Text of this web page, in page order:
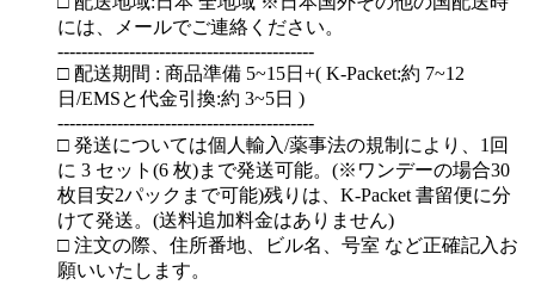
には、メールでご連絡ください。
-------------------------------------------
□ 配送期間 : 商品準備 5~15日+( K-Packet:約 7~12
日/EMSと代金引換:約 3~5日 )
-------------------------------------------
□ 発送については個人輸入/薬事法の規制により、1回
に 3 セット(6 枚)まで発送可能。(※ワンデーの場合30
枚目安2パックまで可能)残りは、K-Packet 書留便に分
けて発送。(送料追加料金はありません)
□ 注文の際、住所番地、ビル名、号室 など正確記入お
願いいたします。